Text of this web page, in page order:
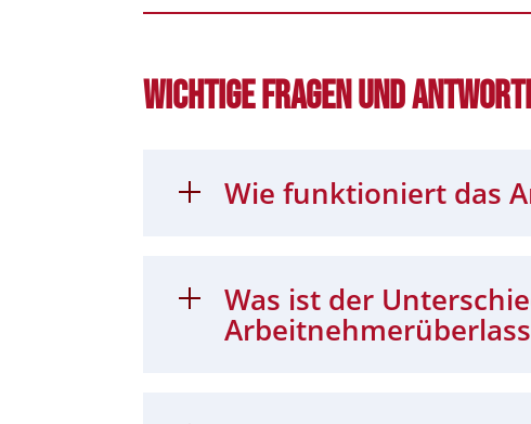
Wichtige Fragen und
Wie funktioniert das
Was ist der